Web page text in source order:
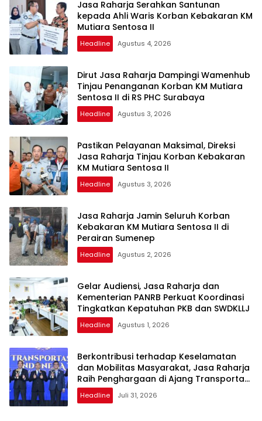
Jasa Raharja Serahkan Santunan
kepada Ahli Waris Korban Kebakaran KM
Mutiara Sentosa II
Headline Agustus 4, 2026
Dirut Jasa Raharja Dampingi Wamenhub
Tinjau Penanganan Korban KM Mutiara
Sentosa II di RS PHC Surabaya
Headline Agustus 3, 2026
Pastikan Pelayanan Maksimal, Direksi
Jasa Raharja Tinjau Korban Kebakaran
KM Mutiara Sentosa II
Headline Agustus 3, 2026
Jasa Raharja Jamin Seluruh Korban
Kebakaran KM Mutiara Sentosa II di
Perairan Sumenep
Headline Agustus 2, 2026
Gelar Audiensi, Jasa Raharja dan
Kementerian PANRB Perkuat Koordinasi
Tingkatkan Kepatuhan PKB dan SWDKLLJ
Headline Agustus 1, 2026
Berkontribusi terhadap Keselamatan
dan Mobilitas Masyarakat, Jasa Raharja
Raih Penghargaan di Ajang Transportasi
Indonesia Awards 2026
Headline Juli 31, 2026